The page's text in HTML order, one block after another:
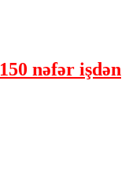
150 nəfər işdən